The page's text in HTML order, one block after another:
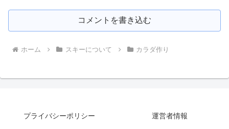
コメントを書き込む
ホーム スキーについて カラダ作り
プライバシーポリシー 運営者情報